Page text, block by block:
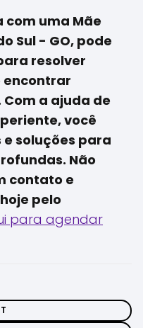
com uma Mãe
Sul - GO, pode
resolver
encontrar
a ajuda de
você
soluções para
Não
contato e
pelo
para agendar